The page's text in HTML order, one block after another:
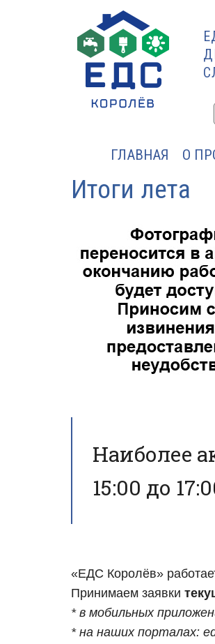
ГЛАВНАЯ О
Итоги лета
Наиболее
15:00 до
«ЕДС Королёв»
Принимаем заявки
* в мобильных
* на наших порталах: